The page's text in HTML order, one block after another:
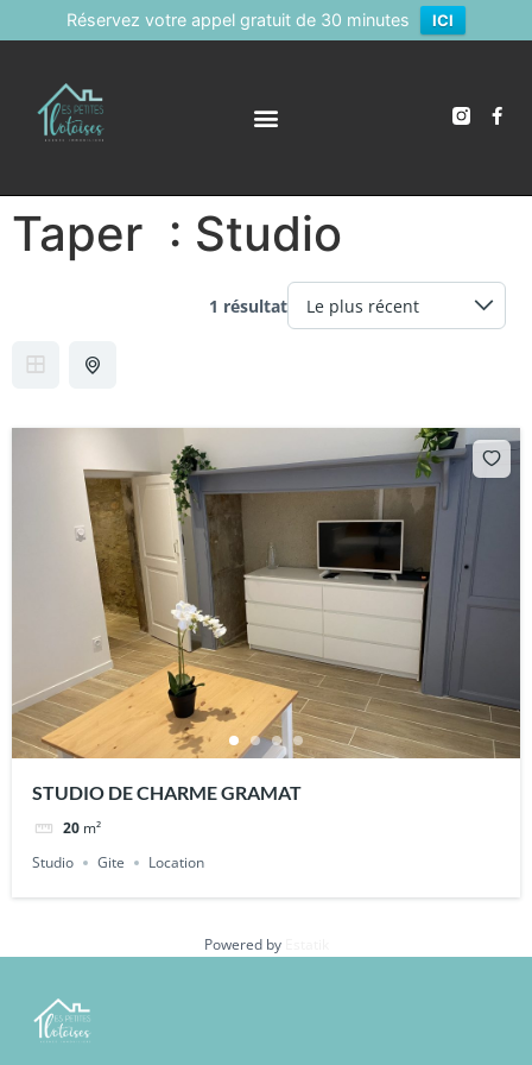
Réservez votre appel gratuit de 30 minutes ICI
Taper : Studio
1 résultat
STUDIO DE CHARME GRAMAT
20 m²
Studio
Gite Location
Powered by